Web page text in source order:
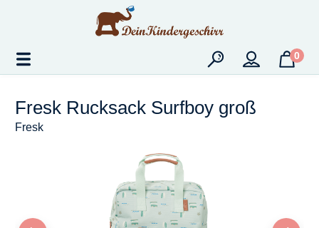
Zum Hauptinhalt springen
0
Fresk Rucksack Surfboy groß
Fresk
Bildergalerie überspringen